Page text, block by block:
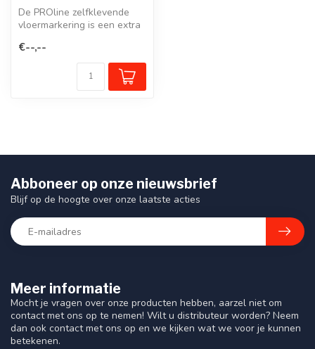
De PROline zelfklevende
vloermarkering is een extra
afb...
€--,--
Meer informatie
Mocht je vragen over onze producten hebben, aarzel niet om
contact met ons op te nemen! Wilt u distributeur worden? Neem
dan ook contact met ons op en we kijken wat we voor je kunnen
betekenen.
Abboneer op onze nieuwsbrief
Blijf op de hoogte over onze laatste acties